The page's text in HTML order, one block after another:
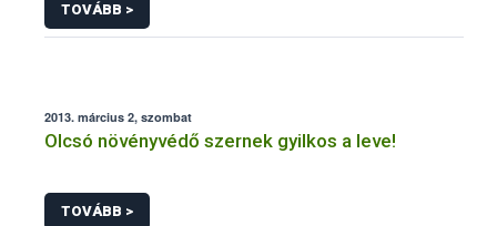
TOVÁBB >
2013. március 2, szombat
Olcsó növényvédő szernek gyilkos a leve!
TOVÁBB >